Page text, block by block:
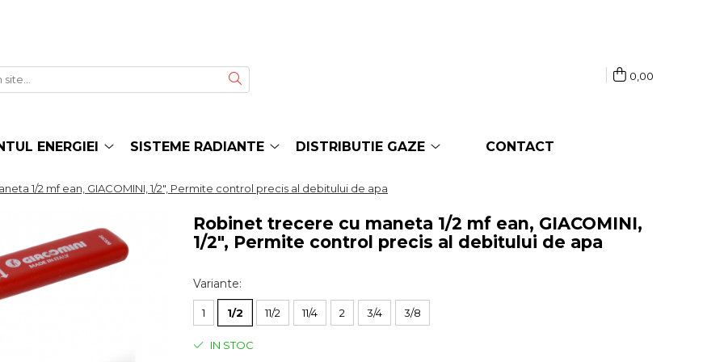
0,00
ENERGIEI SISTEME RADIANTE DISTRIBUTIE GAZE CONTACT
1/2 mf ean, GIACOMINI, 1/2", Permite control precis al debitului de apa
Robinet trecere cu maneta 1/2 mf ean, GIACOMINI,
1/2", Permite control precis al debitului de apa
Variante:
1 1/2 11/2 11/4 2 3/4 3/8
IN STOC